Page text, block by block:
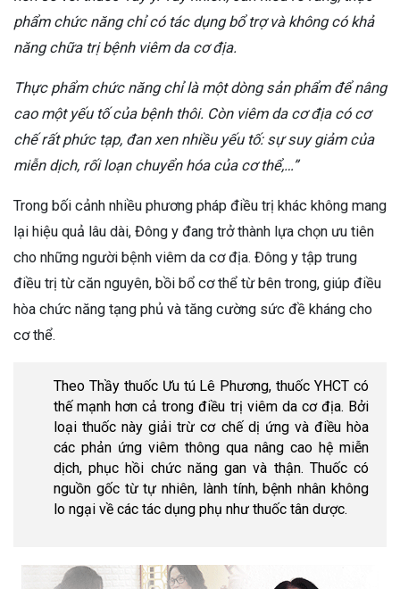
phẩm chức năng chỉ có tác dụng bổ trợ và không có khả
năng chữa trị bệnh viêm da cơ địa.
Thực phẩm chức năng chỉ là một dòng sản phẩm để nâng
cao một yếu tố của bệnh thôi. Còn viêm da cơ địa có cơ
chế rất phức tạp, đan xen nhiều yếu tố: sự suy giảm của
miễn dịch, rối loạn chuyển hóa của cơ thể,…”
Trong bối cảnh nhiều phương pháp điều trị khác không mang
lại hiệu quả lâu dài, Đông y đang trở thành lựa chọn ưu tiên
cho những người bệnh viêm da cơ địa. Đông y tập trung
điều trị từ căn nguyên, bồi bổ cơ thể từ bên trong, giúp điều
hòa chức năng tạng phủ và tăng cường sức đề kháng cho
cơ thể.
Theo Thầy thuốc Ưu tú Lê Phương, thuốc YHCT có
thế mạnh hơn cả trong điều trị viêm da cơ địa. Bởi
loại thuốc này giải trừ cơ chế dị ứng và điều hòa
các phản ứng viêm thông qua nâng cao hệ miễn
dịch, phục hồi chức năng gan và thận. Thuốc có
nguồn gốc từ tự nhiên, lành tính, bệnh nhân không
lo ngại về các tác dụng phụ như thuốc tân dược.